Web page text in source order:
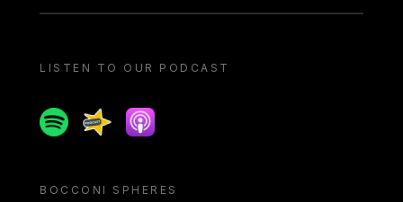
LISTEN TO OUR PODCAST
SpotifySpreakerApple podcast
BOCCONI SPHERES